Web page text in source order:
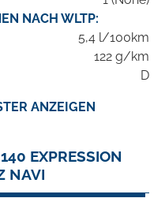
NACH WLTP:
5,4 l/100km
122 g/km
D
ANZEIGEN
EXPRESSION
NAVI